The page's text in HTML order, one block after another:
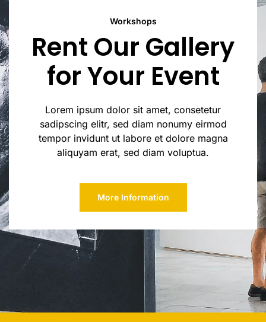
Workshops
Rent Our Gallery
for Your Event
Lorem ipsum dolor sit amet, consetetur
sadipscing elitr, sed diam nonumy eirmod
tempor invidunt ut labore et dolore magna
aliquyam erat, sed diam voluptua.
More Information